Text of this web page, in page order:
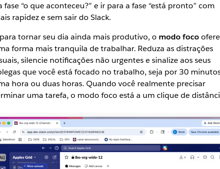
fase “o que aconteceu?” e ir para a fase “está pronto” com
rapidez e sem sair do Slack.
tornar seu dia ainda mais produtivo, o modo foco
forma mais tranquila de trabalhar. Reduza as distrações
silencie notificações não urgentes e sinalize aos seus
que você está focado no trabalho, seja por 30
hora ou duas horas. Quando você realmente precisar
uma tarefa, o modo foco está a um clique de